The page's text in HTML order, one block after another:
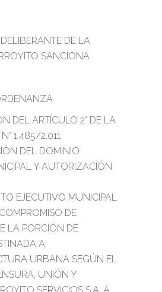
DE LA
SANCIONA
DEL ARTÍCULO 2° DE LA
1.485/2.011
DEL DOMINIO
Y AUTORIZACIÓN
EJECUTIVO MUNICIPAL
DE
LA PORCIÓN DE
A
URBANA SEGÚN EL
UNIÓN Y